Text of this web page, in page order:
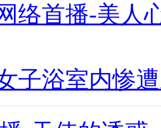
碑 篮网负尼克斯未锁...
情况可晋级 祈求浦项...
悬念当MVP 詹皇...
夺冠 实力不弱却无雄...
：度过鬼门关 血压不太...
络首播-美人
子浴室内惨